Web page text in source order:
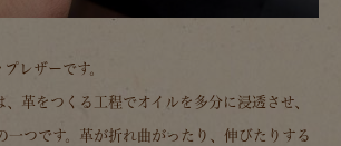
レザーです。
、革をつくる工程でオイルを多分に浸透させ、
一つです。革が折れ曲がったり、伸びたりする